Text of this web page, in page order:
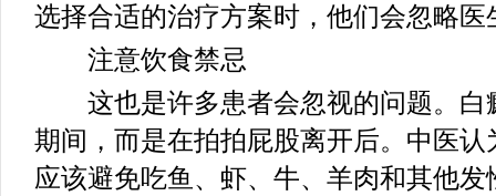
选择合适的治疗方案时，他们会忽略医
注意饮食禁忌
这也是许多患者会忽视的问题。白
期间，而是在拍拍屁股离开后。中医
应该避免吃鱼、虾、牛、羊肉和其他